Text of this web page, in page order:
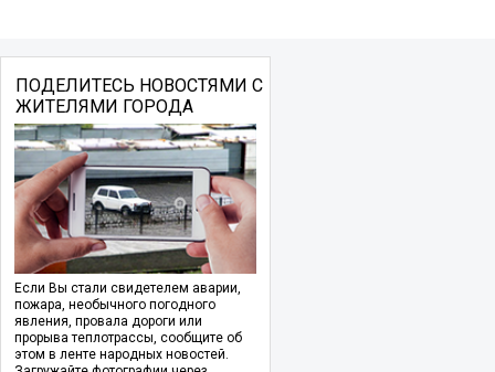
ПОДЕЛИТЕСЬ НОВОСТЯМИ С
ЖИТЕЛЯМИ ГОРОДА
Если Вы стали свидетелем аварии,
пожара, необычного погодного
явления, провала дороги или
прорыва теплотрассы, сообщите об
этом в ленте народных новостей.